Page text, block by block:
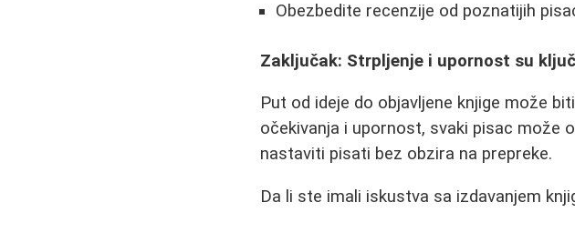
Obezbedite recenzije od poznatijih
Zaključak: Strpljenje i upornost su
Put od ideje do objavljene knjige može
očekivanja i upornost, svaki pisac može
nastaviti pisati bez obzira na prepreke.
Da li ste imali iskustva sa izdavanjem